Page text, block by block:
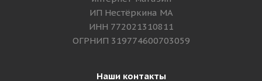
ИП Нестёркина МА
ИНН 772021310811
ОГРНИП 319774600703059
Наши контакты